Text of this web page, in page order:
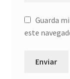
Guarda
este